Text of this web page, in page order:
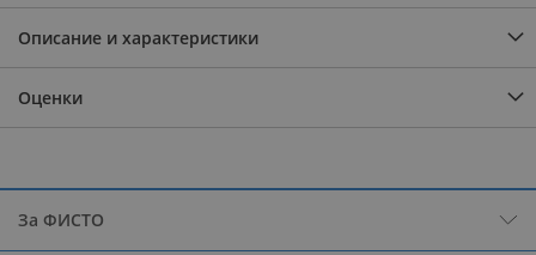
Описание и характеристики
Оценки
За ФИСТО